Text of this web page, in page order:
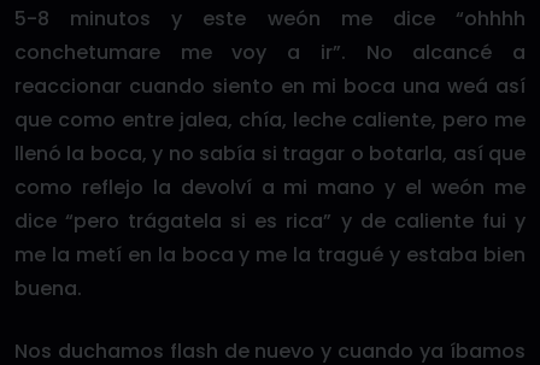
5-8 minutos y este weón me dice “ohhhh
conchetumare me voy a ir”. No alcancé a
reaccionar cuando siento en mi boca una weá así
que como entre jalea, chía, leche caliente, pero me
llenó la boca, y no sabía si tragar o botarla, así que
como reflejo la devolví a mi mano y el weón me
dice “pero trágatela si es rica” y de caliente fui y
me la metí en la boca y me la tragué y estaba bien
buena.
Nos duchamos flash de nuevo y cuando ya íbamos